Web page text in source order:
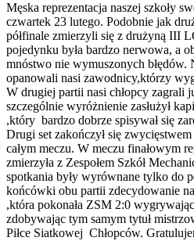
Męska reprezentacja naszej szkoły
czwartek 23 lutego. Podobnie jak
półfinale zmierzyli się z drużyną III
pojedynku była bardzo nerwowa, a
mnóstwo nie wymuszonych błędów.
opanowali nasi zawodnicy,którzy
W drugiej partii nasi chłopcy zagrali
szczególnie wyróżnienie zasłużył
,który bardzo dobrze spisywał się
Drugi set zakończył się
całym meczu. W meczu finałowym
zmierzyła z Zespołem Szkół
spotkania były wyrównane tylko do
końcówki obu partii zdecydowanie
,która pokonała ZSM 2:0
zdobywając tym samym tytuł
Piłce Siatkowej Chłopców.